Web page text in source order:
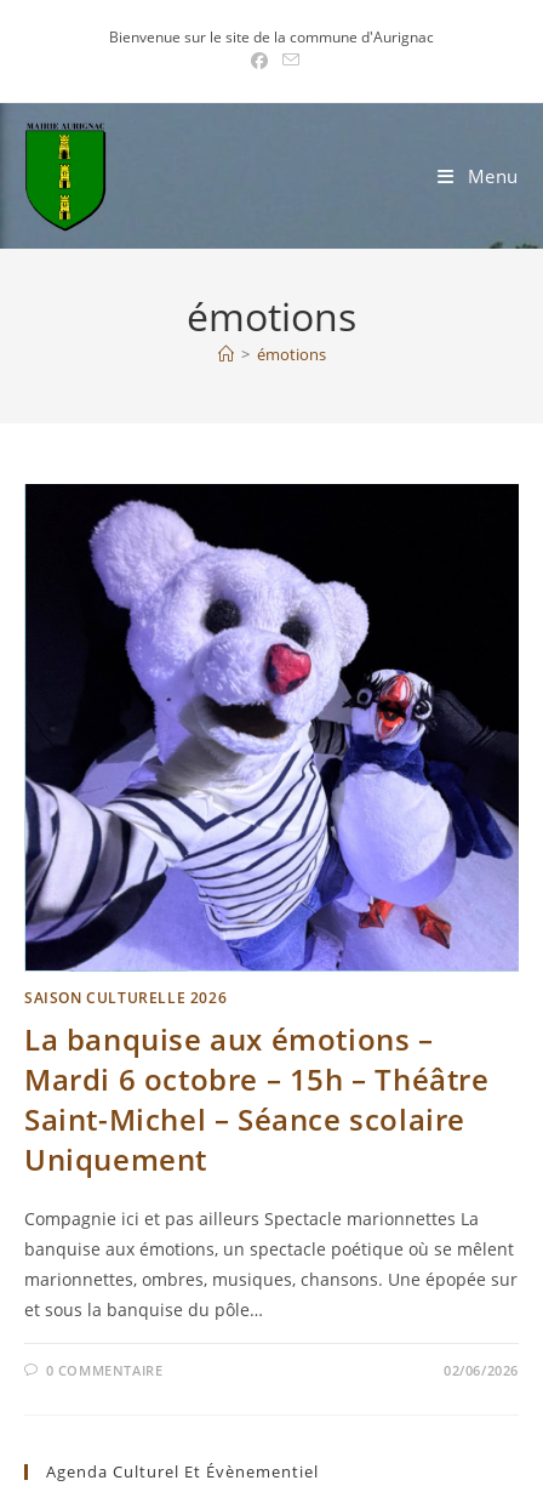
Bienvenue sur le site de la commune d'Aurignac
Menu
émotions
> émotions
SAISON CULTURELLE 2026
La banquise aux émotions –
Mardi 6 octobre – 15h – Théâtre
Saint-Michel – Séance scolaire
Uniquement
Compagnie ici et pas ailleurs Spectacle marionnettes La
banquise aux émotions, un spectacle poétique où se mêlent
marionnettes, ombres, musiques, chansons. Une épopée sur
et sous la banquise du pôle…
0 COMMENTAIRE 02/06/2026
Agenda Culturel Et Évènementiel